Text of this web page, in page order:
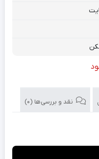
نقد و بررسی‌ها (0)